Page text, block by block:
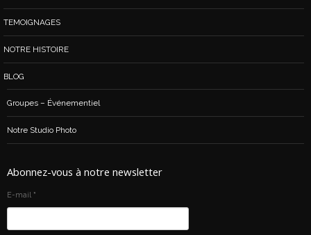
TEMOIGNAGES
NOTRE HISTOIRE
BLOG
Groupes – Événementiel
Notre Studio Photo
Abonnez-vous à notre newsletter
E-mail *